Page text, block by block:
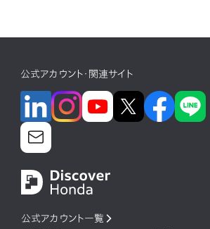
公式アカウント・関連サイト
公式アカウント一覧